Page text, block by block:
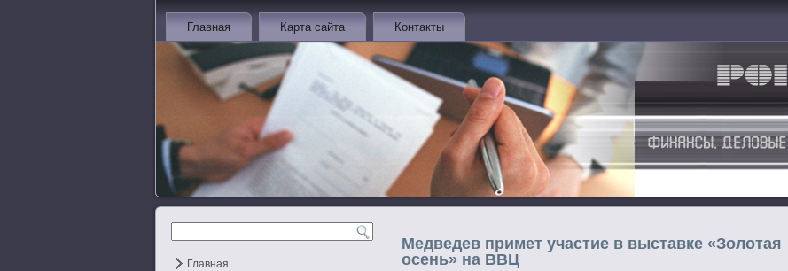
Главная Карта сайта Контакты
Главная
Медведев примет участие в выставке «Золотая
осень» на ВВЦ